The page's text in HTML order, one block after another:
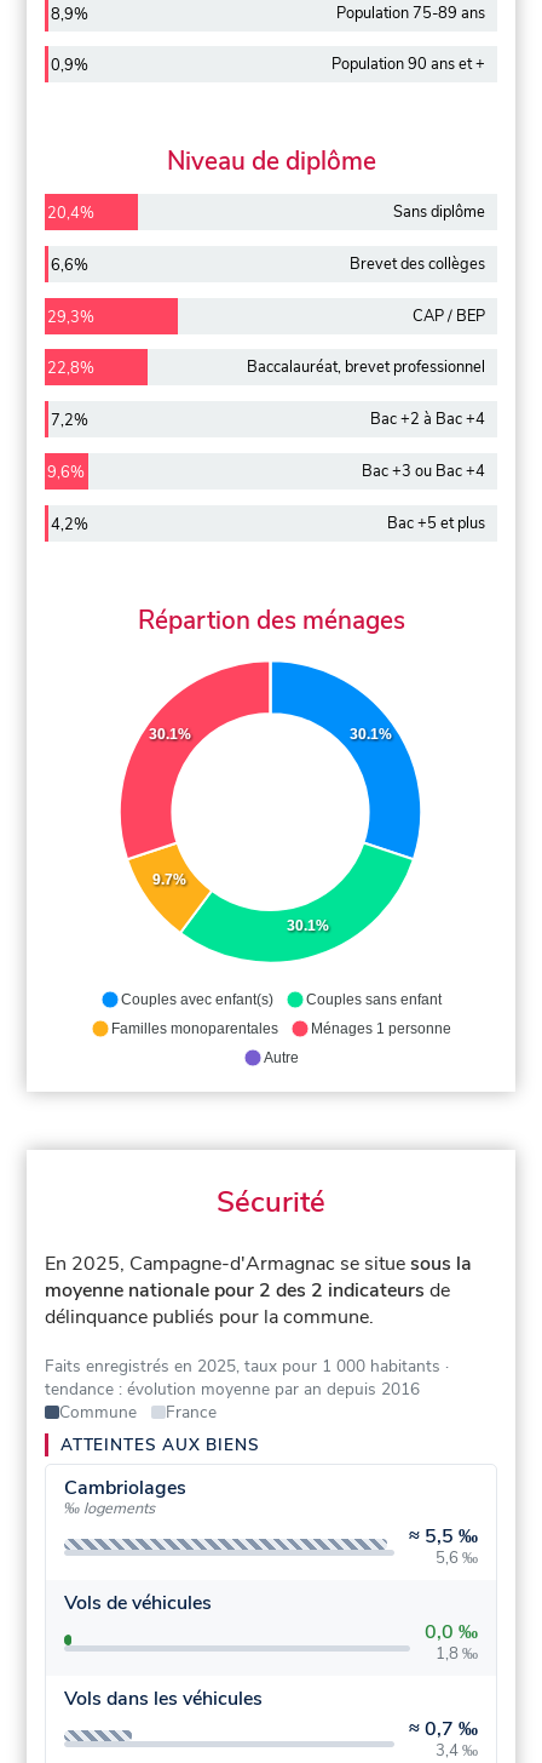
8,9% Population 75-89 ans
0,9% Population 90 ans et +
Niveau de diplôme
20,4% Sans diplôme
6,6% Brevet des collèges
29,3% CAP / BEP
22,8% Baccalauréat, brevet professionnel
7,2% Bac +2 à Bac +4
9,6% Bac +3 ou Bac +4
4,2% Bac +5 et plus
Répartion des ménages
30.1%
30.1%
9.7%
30.1%
Couples avec enfant(s)
Couples sans enfant
Familles monoparentales
Ménages 1 personne
Autre
Sécurité
En 2025, Campagne-d'Armagnac se situesous la
moyenne nationale pour 2 des 2 indicateurs de
délinquance publiés pour la commune.
Faits enregistrés en 2025, taux pour 1 000 habitants ·
tendance : évolution moyenne par an depuis 2016
Commune
France
ATTEINTES AUX BIENS
Cambriolages
‰ logements
≈ 5,5 ‰
5,6 ‰
Vols de véhicules
0,0 ‰
1,8 ‰
Vols dans les véhicules
≈0,7 ‰
3,4 ‰